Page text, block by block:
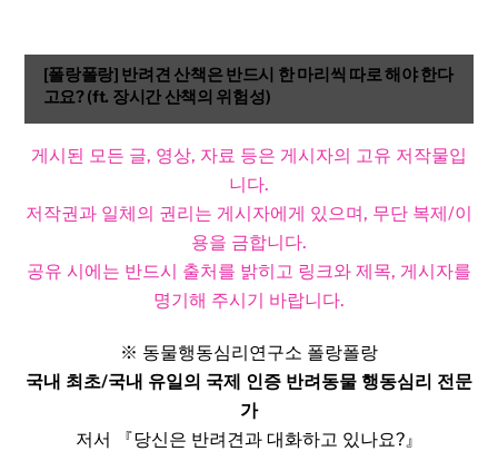
[폴랑폴랑] 반려견 산책은 반드시 한 마리씩 따로 해야 한다
고요? (ft. 장시간 산책의 위험성)
게시된 모든 글, 영상, 자료 등은 게시자의 고유 저작물입
니다.
저작권과 일체의 권리는 게시자에게 있으며, 무단 복제/이
용을 금합니다.
공유 시에는 반드시 출처를 밝히고 링크와 제목, 게시자를
명기해 주시기 바랍니다.​
※ 동물행동심리연구소 폴랑폴랑
국내 최초/국내 유일의 국제 인증 반려동물 행동심리 전문
가
저서 『당신은 반려견과 대화하고 있나요?』